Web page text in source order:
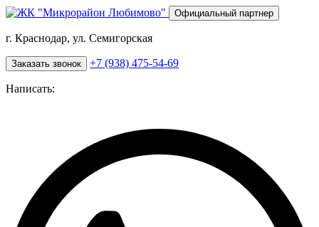
Перейти
основному
Официальный партнер
г. Краснодар, ул. Семигорская
Заказать звонок +7 (938) 475-54-69
Написать: